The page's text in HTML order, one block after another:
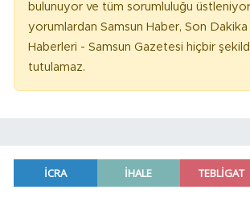
bulunuyor ve tüm sorumluluğu
yorumlardan Samsun Haber, Son Dakika
Haberleri - Samsun Gazetesi hiçbir
tutulamaz.